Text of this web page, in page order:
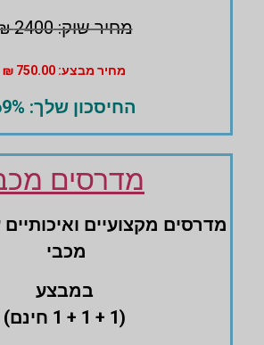
מחיר שוק: 2400 ₪
מחיר מבצע: 750.00 ₪
החיסכון שלך: 69%
מדרסים
מדרסים ‏מקצועיים
מכבי
במבצע
(1 + 1 + 1 חינם)